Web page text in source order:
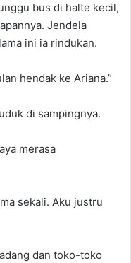
bus di halte kecil,
Jendela
ini ia rindukan.
hendak ke Ariana.”
di sampingnya.
merasa
sekali. Aku justru
dan toko-toko